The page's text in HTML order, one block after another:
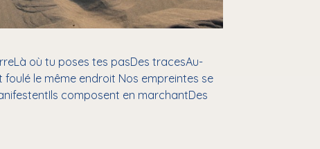
où tu poses tes pasDes tracesAu-
foulé le même endroit Nos empreintes se
composent en marchantDes